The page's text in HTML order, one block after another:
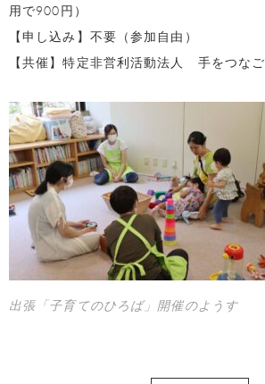
用で900円）
【申し込み】不要（参加自由）
【共催】特定非営利活動法人 手をつなご
出張「子育てのひろば」開催のようす